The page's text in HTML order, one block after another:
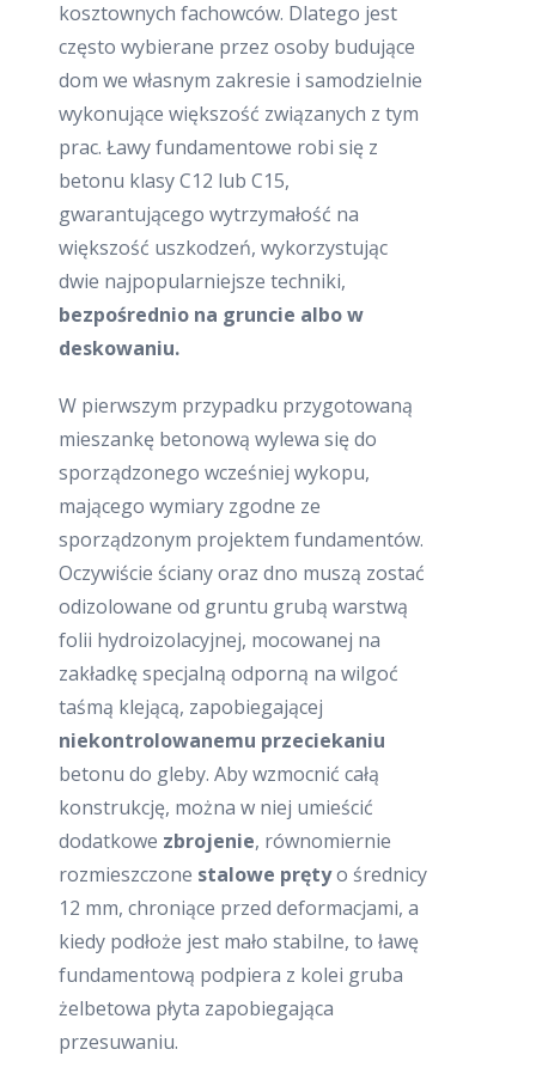
kosztownych fachowców. Dlatego jest
często wybierane przez osoby budujące
dom we własnym zakresie i samodzielnie
wykonujące większość związanych z tym
prac. Ławy fundamentowe robi się z
betonu klasy C12 lub C15,
gwarantującego wytrzymałość na
większość uszkodzeń, wykorzystując
dwie najpopularniejsze techniki,
bezpośrednio na gruncie albo w
deskowaniu.
W pierwszym przypadku przygotowaną
mieszankę betonową wylewa się do
sporządzonego wcześniej wykopu,
mającego wymiary zgodne ze
sporządzonym projektem fundamentów.
Oczywiście ściany oraz dno muszą zostać
odizolowane od gruntu grubą warstwą
folii hydroizolacyjnej, mocowanej na
zakładkę specjalną odporną na wilgoć
taśmą klejącą, zapobiegającej
niekontrolowanemu przeciekaniu
betonu do gleby. Aby wzmocnić całą
konstrukcję, można w niej umieścić
dodatkowe zbrojenie, równomiernie
rozmieszczone stalowe prętyo średnicy
12 mm, chroniące przed deformacjami, a
kiedy podłoże jest mało stabilne, to ławę
fundamentową podpiera z kolei gruba
żelbetowa płyta zapobiegająca
przesuwaniu.